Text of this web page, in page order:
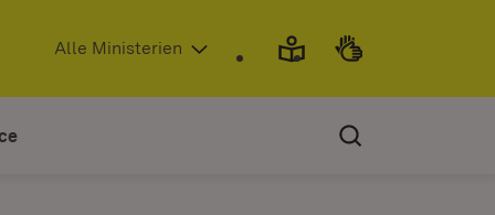
in neuem Fenster)
Alle Ministerien